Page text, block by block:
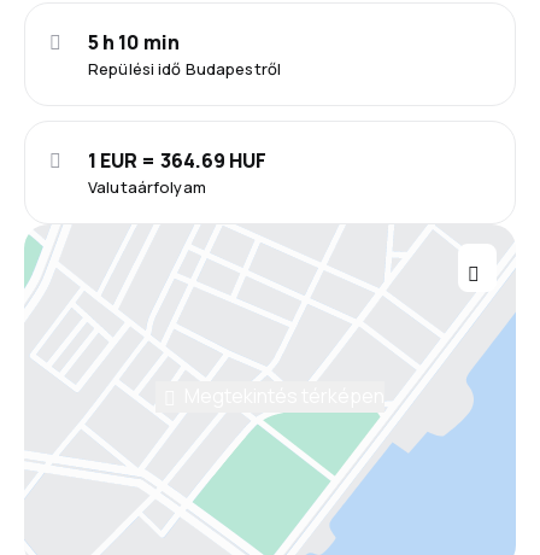
Repülési idő Budapestről
5 h 10 min
Valutaárfolyam
1 EUR = 364.69 HUF